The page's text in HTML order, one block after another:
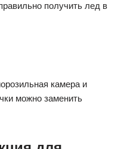
получить лед в
камера и
можно заменить